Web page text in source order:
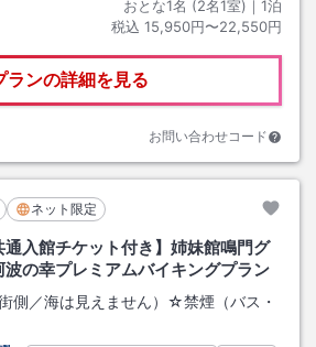
おとな1名 (2名1室)｜ 1泊
税込 15,950円〜22,550円
ランの詳細を見る
お問い合わせコード
ネット限定
通入館チケット付き】姉妹館鳴門グ
の幸プレミアムバイキングプラン
側／海は見えません）☆禁煙（バス・